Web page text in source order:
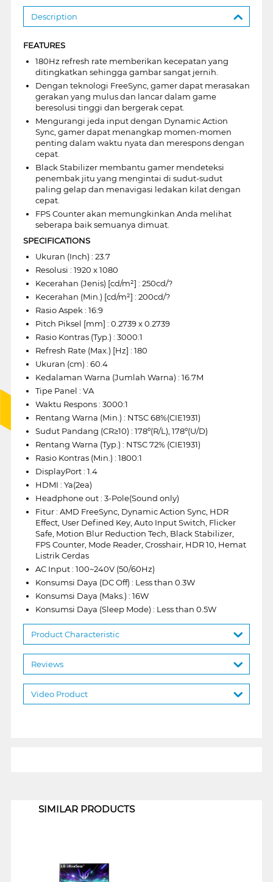
Description
FEATURES
180Hz refresh rate memberikan kecepatan yang
ditingkatkan sehingga gambar sangat jernih.
Dengan teknologi FreeSync, gamer dapat merasakan
gerakan yang mulus dan lancar dalam game
beresolusi tinggi dan bergerak cepat.
Mengurangi jeda input dengan Dynamic Action
Sync, gamer dapat menangkap momen-momen
penting dalam waktu nyata dan merespons dengan
cepat.
Black Stabilizer membantu gamer mendeteksi
penembak jitu yang mengintai di sudut-sudut
paling gelap dan menavigasi ledakan kilat dengan
cepat.
FPS Counter akan memungkinkan Anda melihat
seberapa baik semuanya dimuat.
SPECIFICATIONS
Ukuran (Inch) : 23.7
Resolusi : 1920 x 1080
Kecerahan (Jenis) [cd/m²] : 250cd/?
Kecerahan (Min.) [cd/m²] : 200cd/?
Rasio Aspek : 16:9
Pitch Piksel [mm] : 0.2739 x 0.2739
Rasio Kontras (Typ.) : 3000:1
Refresh Rate (Max.) [Hz] : 180
Ukuran (cm) : 60.4
Kedalaman Warna (Jumlah Warna) : 16.7M
Tipe Panel : VA
Waktu Respons : 3000:1
Rentang Warna (Min.) : NTSC 68%(CIE1931)
Sudut Pandang (CR≥10) : 178º(R/L), 178º(U/D)
Rentang Warna (Typ.) : NTSC 72% (CIE1931)
Rasio Kontras (Min.) : 1800:1
DisplayPort : 1.4
HDMI : Ya(2ea)
Headphone out : 3-Pole(Sound only)
Fitur : AMD FreeSync, Dynamic Action Sync, HDR
Effect, User Defined Key, Auto Input Switch, Flicker
Safe, Motion Blur Reduction Tech, Black Stabilizer,
FPS Counter, Mode Reader, Crosshair, HDR 10, Hemat
Listrik Cerdas
AC Input : 100~240V (50/60Hz)
Konsumsi Daya (DC Off) : Less than 0.3W
Konsumsi Daya (Maks.) : 16W
Konsumsi Daya (Sleep Mode) : Less than 0.5W
Product Characteristic
Reviews
Video Product
SIMILAR PRODUCTS